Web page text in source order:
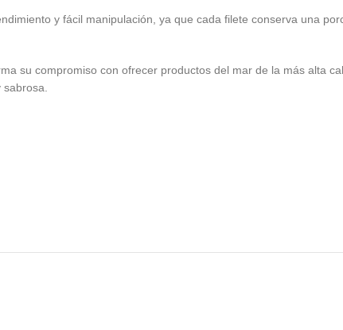
y fácil manipulación, ya que cada filete conserva una
su compromiso con ofrecer productos del mar de la más alta